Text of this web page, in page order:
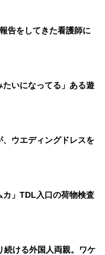
告をしてきた看護師に
たいになってる」ある遊
、ウエディングドレスを
カ」TDL入口の荷物検査
続ける外国人両親。ワケ